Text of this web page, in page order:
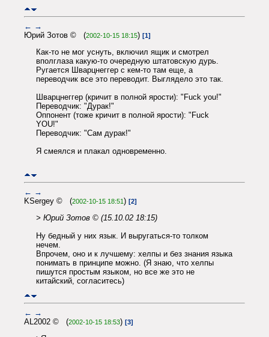
← →
Юрий Зотов © (2002-10-15 18:15) [1]
Как-то не мог уснуть, включил ящик и смотрел
вполглаза какую-то очередную штатовскую дурь.
Ругается Шварцнеггер с кем-то там еще, а
переводчик все это переводит. Выглядело это так.
Шварцнеггер (кричит в полной ярости): "Fuck you!"
Переводчик: "Дурак!"
Оппонент (тоже кричит в полной ярости): "Fuck
YOU!"
Переводчик: "Сам дурак!"
Я смеялся и плакал одновременно.
← →
KSergey © (2002-10-15 18:51) [2]
> Юрий Зотов © (15.10.02 18:15)
Ну бедный у них язык. И выругаться-то толком
нечем.
Впрочем, оно и к лучшему: хелпы и без знания языка
понимать в принципе можно. (Я знаю, что хелпы
пишутся простым языком, но все же это не
китайский, согласитесь)
← →
AL2002 © (2002-10-15 18:53) [3]